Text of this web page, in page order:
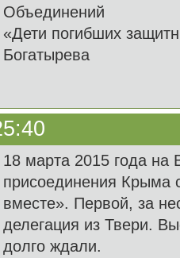
Объединений
«Дети погибших
Богатырева
18 марта 2015 года на
присоединения Крыма
вместе». Первой, за
делегация из Твери.
долго ждали.